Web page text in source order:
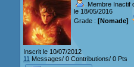
Membre Inactif
le 18/05/2016
Grade : [Nomade]
Inscrit le 10/07/2012
11 Messages/ 0 Contributions/ 0 Pts